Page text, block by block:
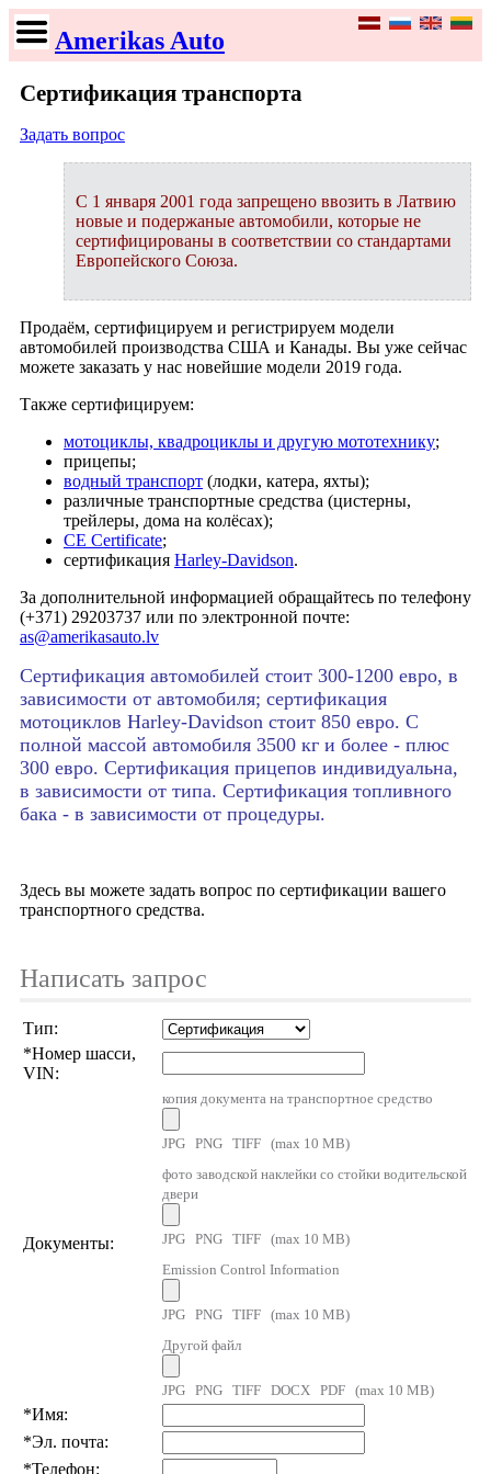
Amerikas Auto
Сертификация транспорта
Задать вопрос
С 1 января 2001 года запрещено ввозить в Латвию
новые и подержаные автомобили, которые не
сертифицированы в соответствии со стандартами
Европейского Союза.
Продаём, сертифицируем и регистрируем модели
автомобилей производства США и Канады. Вы уже сейчас
можете заказать у нас новейшие модели 2019 года.
Также сертифицируем:
мотоциклы, квадроциклы и другую мототехнику;
прицепы;
водный транспорт (лодки, катера, яхты);
различные транспортные средства (цистерны,
трейлеры, дома на колёсах);
CE Certificate;
сертификация Harley-Davidson.
За дополнительной информацией обращайтесь по телефону
(+371) 29203737 или по электронной почте:
as@amerikasauto.lv
Сертификация автомобилей стоит 300-1200 евро, в
зависимости от автомобиля; сертификация
мотоциклов Harley-Davidson стоит 850 евро. С
полной массой автомобиля 3500 кг и более - плюс
300 евро. Сертификация прицепов индивидуальна,
в зависимости от типа. Сертификация топливного
бака - в зависимости от процедуры.
Здесь вы можете задать вопрос по сертификации вашего
транспортного средства.
Написать запрос
Тип:
*Номер шасси,
VIN:
Документы:
копия документа на транспортное средство
JPG PNG TIFF (max 10 MB)
фото заводской наклейки со стойки водительской
двери
JPG PNG TIFF (max 10 MB)
Emission Control Information
JPG PNG TIFF (max 10 MB)
Другой файл
JPG PNG TIFF DOCX PDF (max 10 MB)
*Имя:
*Эл. почта:
*Телефон: